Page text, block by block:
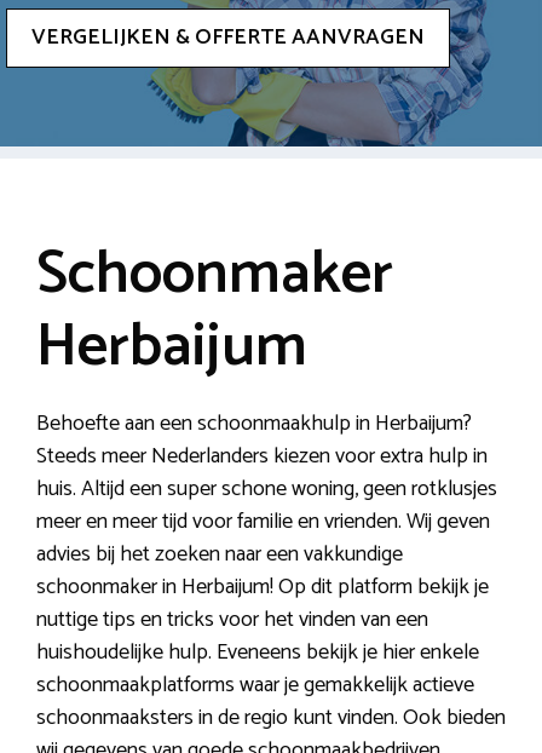
VERGELIJKEN & OFFERTE AANVRAGEN
Schoonmaker
Herbaijum
Behoefte aan een schoonmaakhulp in Herbaijum?
Steeds meer Nederlanders kiezen voor extra hulp in
huis. Altijd een super schone woning, geen rotklusjes
meer en meer tijd voor familie en vrienden. Wij geven
advies bij het zoeken naar een vakkundige
schoonmaker in Herbaijum! Op dit platform bekijk je
nuttige tips en tricks voor het vinden van een
huishoudelijke hulp. Eveneens bekijk je hier enkele
schoonmaakplatforms waar je gemakkelijk actieve
schoonmaaksters in de regio kunt vinden. Ook bieden